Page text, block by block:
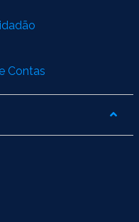
da União
Contas